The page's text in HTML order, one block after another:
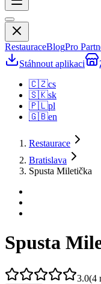
RestauraceBlogPro
Stáhnout aplikaci
🇨🇿cs
🇸🇰sk
🇵🇱pl
🇬🇧en
Restaurace
Bratislava
Spusta Miletička
Spusta
3.0(4